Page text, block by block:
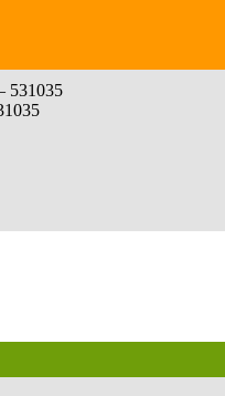
531035